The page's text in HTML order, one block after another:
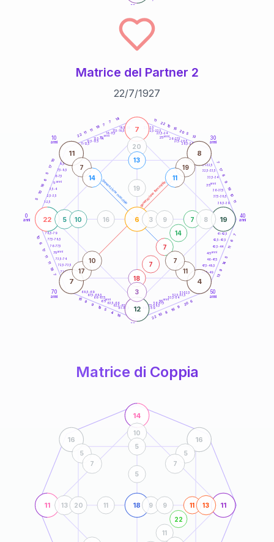
60
Matrice del Partner 2
22/7/1927
generazione maschile generazione femminile
0
anni
10
anni
30
anni
40
anni
50
anni
60
70
anni
1-2,5
2,5-3,5
3,5-4
6-7,5
7,5-8,5
8,5-9
11-12,5
12,5-13,5
13,5-14
16-17,5
17,5-18,5
18,5-19 21-22,5
22,5-23,5
23,5-24
26-27,5
27,5-28,5
28,5-29
31-32,5
32,5-33,5
33,5-34
36-37,5
37,5-38,5
38,5-39
41-42,5
42,5-43,5
43,5-44
46-47,5
47,5-48,5
48,5-49
51-52,5
52,5-53,5
53,5-54
56-57,5
57,5-58,5
58,5-59
61-62,5
62,5-63,5
63,5-64
66-67,5
67,5-68,5
68,5-69
71-72,5
72,5-73,5
73,5-74
76-77,5
77,5-78,5
78,5-79
5
10
16
6
5
17
10
22 11
11
18 7
7
14 11
22 10
15
20 5
13
7
17
8
9
19
10
11
7
6
11
5
14
9
13
6
20
9
16
8
10
22
16
4
5
19
9
8
15
7
18
11
11
17
6
10
22
7
19
12
6
11 8
7 4
18
7
7
14
7
5
20
8
3
10
13
3 9
16
19
7
14
19
11
17
10
11
7
5anni
15 anni 25anni
35anni
45anni
55anni
65anni
75anni
Matrice di Coppia
11
14
11
18
16 16
11
22
11
13
10
13
20
5
9 9
11
5
5
7
5
7